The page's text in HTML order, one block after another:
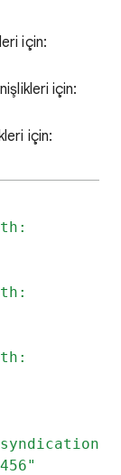
için:
için:
için: